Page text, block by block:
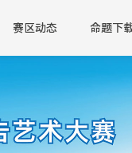
赛区动态 命题下